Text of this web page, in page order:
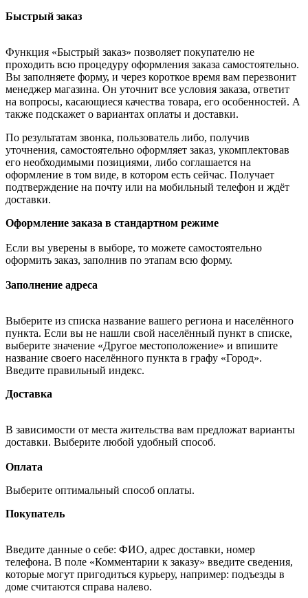
Быстрый заказ
Функция «Быстрый заказ» позволяет покупателю не
проходить всю процедуру оформления заказа самостоятельно.
Вы заполняете форму, и через короткое время вам перезвонит
менеджер магазина. Он уточнит все условия заказа, ответит
на вопросы, касающиеся качества товара, его особенностей. А
также подскажет о вариантах оплаты и доставки.
По результатам звонка, пользователь либо, получив
уточнения, самостоятельно оформляет заказ, укомплектовав
его необходимыми позициями, либо соглашается на
оформление в том виде, в котором есть сейчас. Получает
подтверждение на почту или на мобильный телефон и ждёт
доставки.
Оформление заказа в стандартном режиме
Если вы уверены в выборе, то можете самостоятельно
оформить заказ, заполнив по этапам всю форму.
Заполнение адреса
Выберите из списка название вашего региона и населённого
пункта. Если вы не нашли свой населённый пункт в списке,
выберите значение «Другое местоположение» и впишите
название своего населённого пункта в графу «Город».
Введите правильный индекс.
Доставка
В зависимости от места жительства вам предложат варианты
доставки. Выберите любой удобный способ.
Оплата
Выберите оптимальный способ оплаты.
Покупатель
Введите данные о себе: ФИО, адрес доставки, номер
телефона. В поле «Комментарии к заказу» введите сведения,
которые могут пригодиться курьеру, например: подъезды в
доме считаются справа налево.